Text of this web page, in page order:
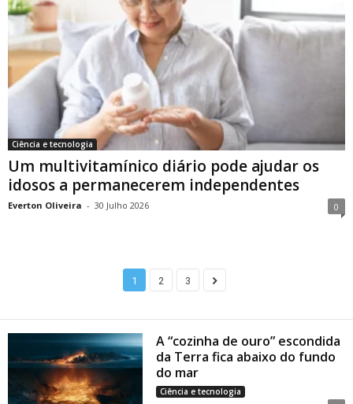
Ciência e tecnologia
Um multivitamínico diário pode ajudar os
idosos a permanecerem independentes
Everton Oliveira - 30 Julho 2026 0
1 2 3
A “cozinha de ouro” escondida
da Terra fica abaixo do fundo
do mar
Ciência e tecnologia